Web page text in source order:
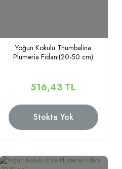
Yoğun Kokulu Thumbalina
Plumeria Fidanı(20-50 cm)
516,43 TL
Stokta Yok